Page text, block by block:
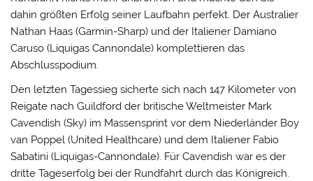
dahin größten Erfolg seiner Laufbahn perfekt. Der Australier
Nathan Haas (Garmin-Sharp) und der Italiener Damiano
Caruso (Liquigas Cannondale) komplettieren das
Abschlusspodium.
Den letzten Tagessieg sicherte sich nach 147 Kilometer von
Reigate nach Guildford der britische Weltmeister Mark
Cavendish (Sky) im Massensprint vor dem Niederländer Boy
van Poppel (United Healthcare) und dem Italiener Fabio
Sabatini (Liquigas-Cannondale). Für Cavendish war es der
dritte Tageserfolg bei der Rundfahrt durch das Königreich.